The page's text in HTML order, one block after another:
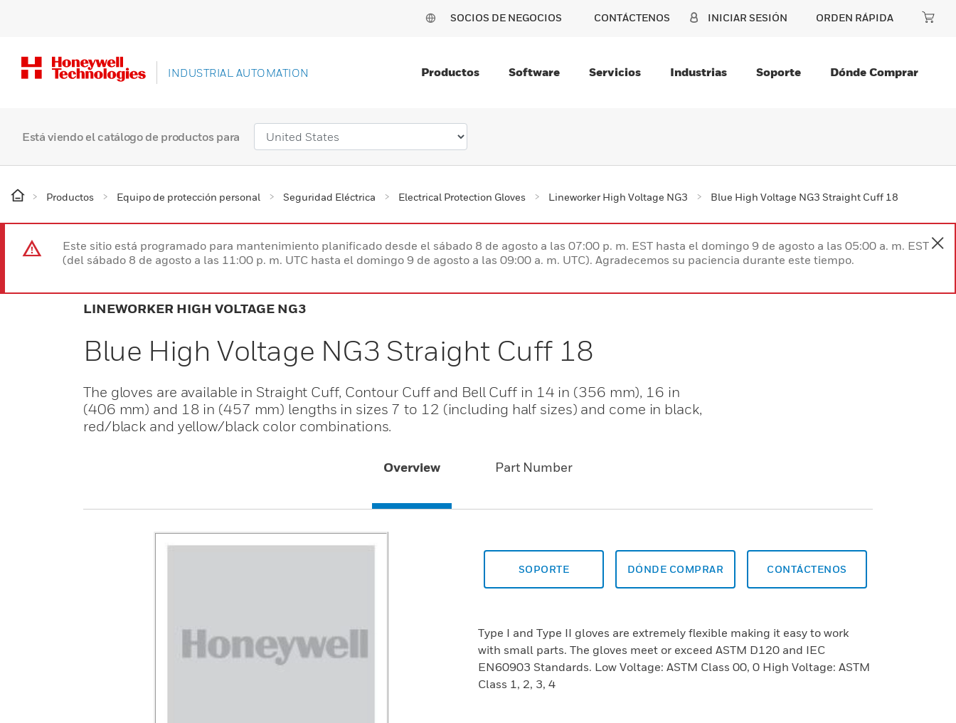
SOCIOS DE NEGOCIOS CONTÁCTENOS INICIAR SESIÓN ORDEN RÁPIDA
INDUSTRIAL AUTOMATION Productos Software Servicios Industrias Soporte Dónde Comprar
Está viendo el catálogo de productos para
Productos Equipo de protección personal Seguridad Eléctrica Electrical Protection Gloves Lineworker High Voltage NG3 Blue High Voltage NG3 Straight Cuff 18
Este sitio está programado para mantenimiento planificado desde el sábado 8 de agosto a las 07:00 p. m. EST hasta el domingo 9 de agosto a las 05:00 a. m. EST
(del sábado 8 de agosto a las 11:00 p. m. UTC hasta el domingo 9 de agosto a las 09:00 a. m. UTC). Agradecemos su paciencia durante este tiempo.
LINEWORKER HIGH VOLTAGE NG3
Blue High Voltage NG3 Straight Cuff 18
The gloves are available in Straight Cuff, Contour Cuff and Bell Cuff in 14 in (356 mm), 16 in
(406 mm) and 18 in (457 mm) lengths in sizes 7 to 12 (including half sizes) and come in black,
red/black and yellow/black color combinations.
Overview Part Number
SOPORTE DÓNDE COMPRAR CONTÁCTENOS
Type I and Type II gloves are extremely flexible making it easy to work
with small parts. The gloves meet or exceed ASTM D120 and IEC
EN60903 Standards. Low Voltage: ASTM Class 00, 0 High Voltage: ASTM
Class 1, 2, 3, 4